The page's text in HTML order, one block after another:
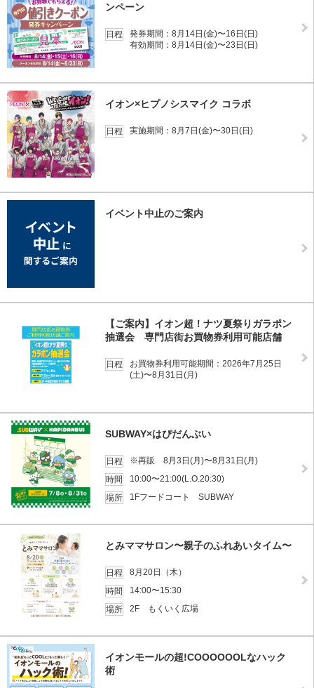
ンペーン
日程
発券期間：8月14日(金)〜16日(日)
有効期間：8月14日(金)〜23日(日)
イオン×ヒプノシスマイク コラボ
日程 実施期間：8月7日(金)〜30日(日)
イベント中止のご案内
【ご案内】イオン超！ナツ夏祭りガラポン
抽選会 専門店街お買物券利用可能店舗
日程
お買物券利用可能期間：2026年7月25日
(土)〜8月31日(月)
SUBWAY×はぴだんぶい
日程
※再販 8月3日(月)〜8月31日(月)
時間
10:00〜21:00(L.O.20:30)
場所
1Fフードコート SUBWAY
とみママサロン〜親子のふれあいタイム〜
日程
8月20日（木）
時間
14:00〜15:30
場所
2F もくいく広場
イオンモールの超!COOOOOOLなハック
術